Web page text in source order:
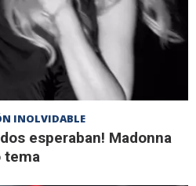
INOLVIDABLE
esperaban! Madonna
tema